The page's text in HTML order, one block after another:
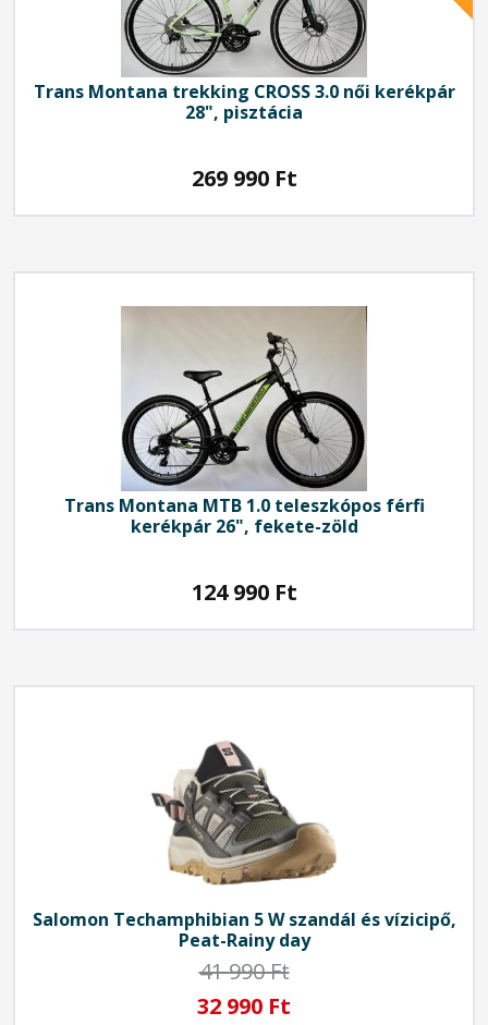
Trans Montana trekking CROSS 3.0 női kerékpár
28", pisztácia
269 990 Ft
Trans Montana MTB 1.0 teleszkópos férfi
kerékpár 26", fekete-zöld
124 990 Ft
Salomon Techamphibian 5 W szandál és vízicipő,
Peat-Rainy day
41 990 Ft
32 990 Ft